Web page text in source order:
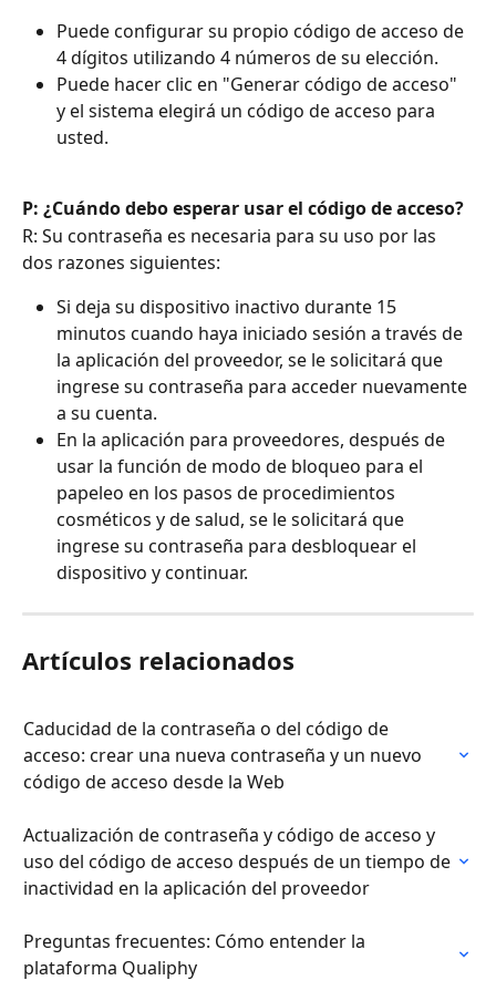
Puede configurar su propio código de acceso de
4 dígitos utilizando 4 números de su elección.
Puede hacer clic en "Generar código de acceso"
y el sistema elegirá un código de acceso para
usted.
P: ¿Cuándo debo esperar usar el código de acceso?
R: Su contraseña es necesaria para su uso por las
dos razones siguientes:
Si deja su dispositivo inactivo durante 15
minutos cuando haya iniciado sesión a través de
la aplicación del proveedor, se le solicitará que
ingrese su contraseña para acceder nuevamente
a su cuenta.
En la aplicación para proveedores, después de
usar la función de modo de bloqueo para el
papeleo en los pasos de procedimientos
cosméticos y de salud, se le solicitará que
ingrese su contraseña para desbloquear el
dispositivo y continuar.
Artículos relacionados
Caducidad de la contraseña o del código de
acceso: crear una nueva contraseña y un nuevo
código de acceso desde la Web
Actualización de contraseña y código de acceso y
uso del código de acceso después de un tiempo de
inactividad en la aplicación del proveedor
Preguntas frecuentes: Cómo entender la
plataforma Qualiphy